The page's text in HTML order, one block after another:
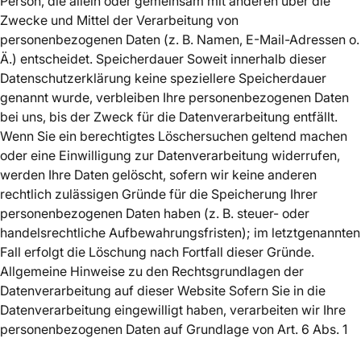
Zwecke und Mittel der Verarbeitung von
personenbezogenen Daten (z. B. Namen, E-Mail-Adressen o.
Ä.) entscheidet. Speicherdauer Soweit innerhalb dieser
Datenschutzerklärung keine speziellere Speicherdauer
genannt wurde, verbleiben Ihre personenbezogenen Daten
bei uns, bis der Zweck für die Datenverarbeitung entfällt.
Wenn Sie ein berechtigtes Löschersuchen geltend machen
oder eine Einwilligung zur Datenverarbeitung widerrufen,
werden Ihre Daten gelöscht, sofern wir keine anderen
rechtlich zulässigen Gründe für die Speicherung Ihrer
personenbezogenen Daten haben (z. B. steuer- oder
handelsrechtliche Aufbewahrungsfristen); im letztgenannten
Fall erfolgt die Löschung nach Fortfall dieser Gründe.
Allgemeine Hinweise zu den Rechtsgrundlagen der
Datenverarbeitung auf dieser Website Sofern Sie in die
Datenverarbeitung eingewilligt haben, verarbeiten wir Ihre
personenbezogenen Daten auf Grundlage von Art. 6 Abs. 1